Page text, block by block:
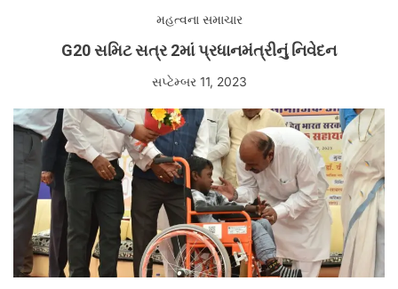
મહત્વના સમાચાર
G20 સમિટ સત્ર 2માં પ્રધાનમંત્રીનું નિવેદન
સપ્ટેમ્બર 11, 2023